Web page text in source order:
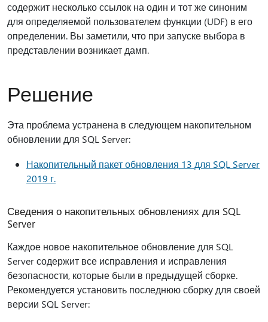
содержит несколько ссылок на один и тот же синоним
для определяемой пользователем функции (UDF) в его
определении. Вы заметили, что при запуске выбора в
представлении возникает дамп.
Решение
Эта проблема устранена в следующем накопительном
обновлении для SQL Server:
Накопительный пакет обновления 13 для SQL Server
2019 г.
Сведения о накопительных обновлениях для SQL
Server
Каждое новое накопительное обновление для SQL
Server содержит все исправления и исправления
безопасности, которые были в предыдущей сборке.
Рекомендуется установить последнюю сборку для своей
версии SQL Server: